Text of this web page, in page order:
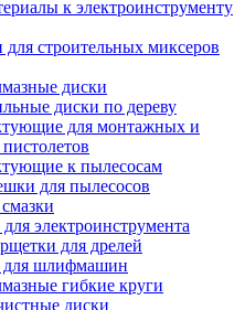
к электроинструменту
строительных миксеров
диски
диски по дереву
для монтажных и
к пылесосам
для пылесосов
электроинструмента
для дрелей
для шлифмашин
гибкие круги
диски